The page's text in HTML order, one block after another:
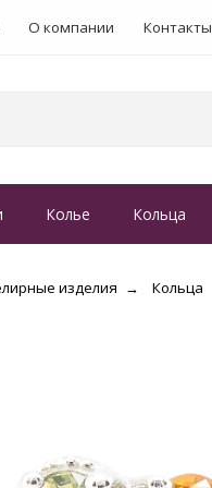
О компании Контакты
Колье Кольца
изделия Кольца